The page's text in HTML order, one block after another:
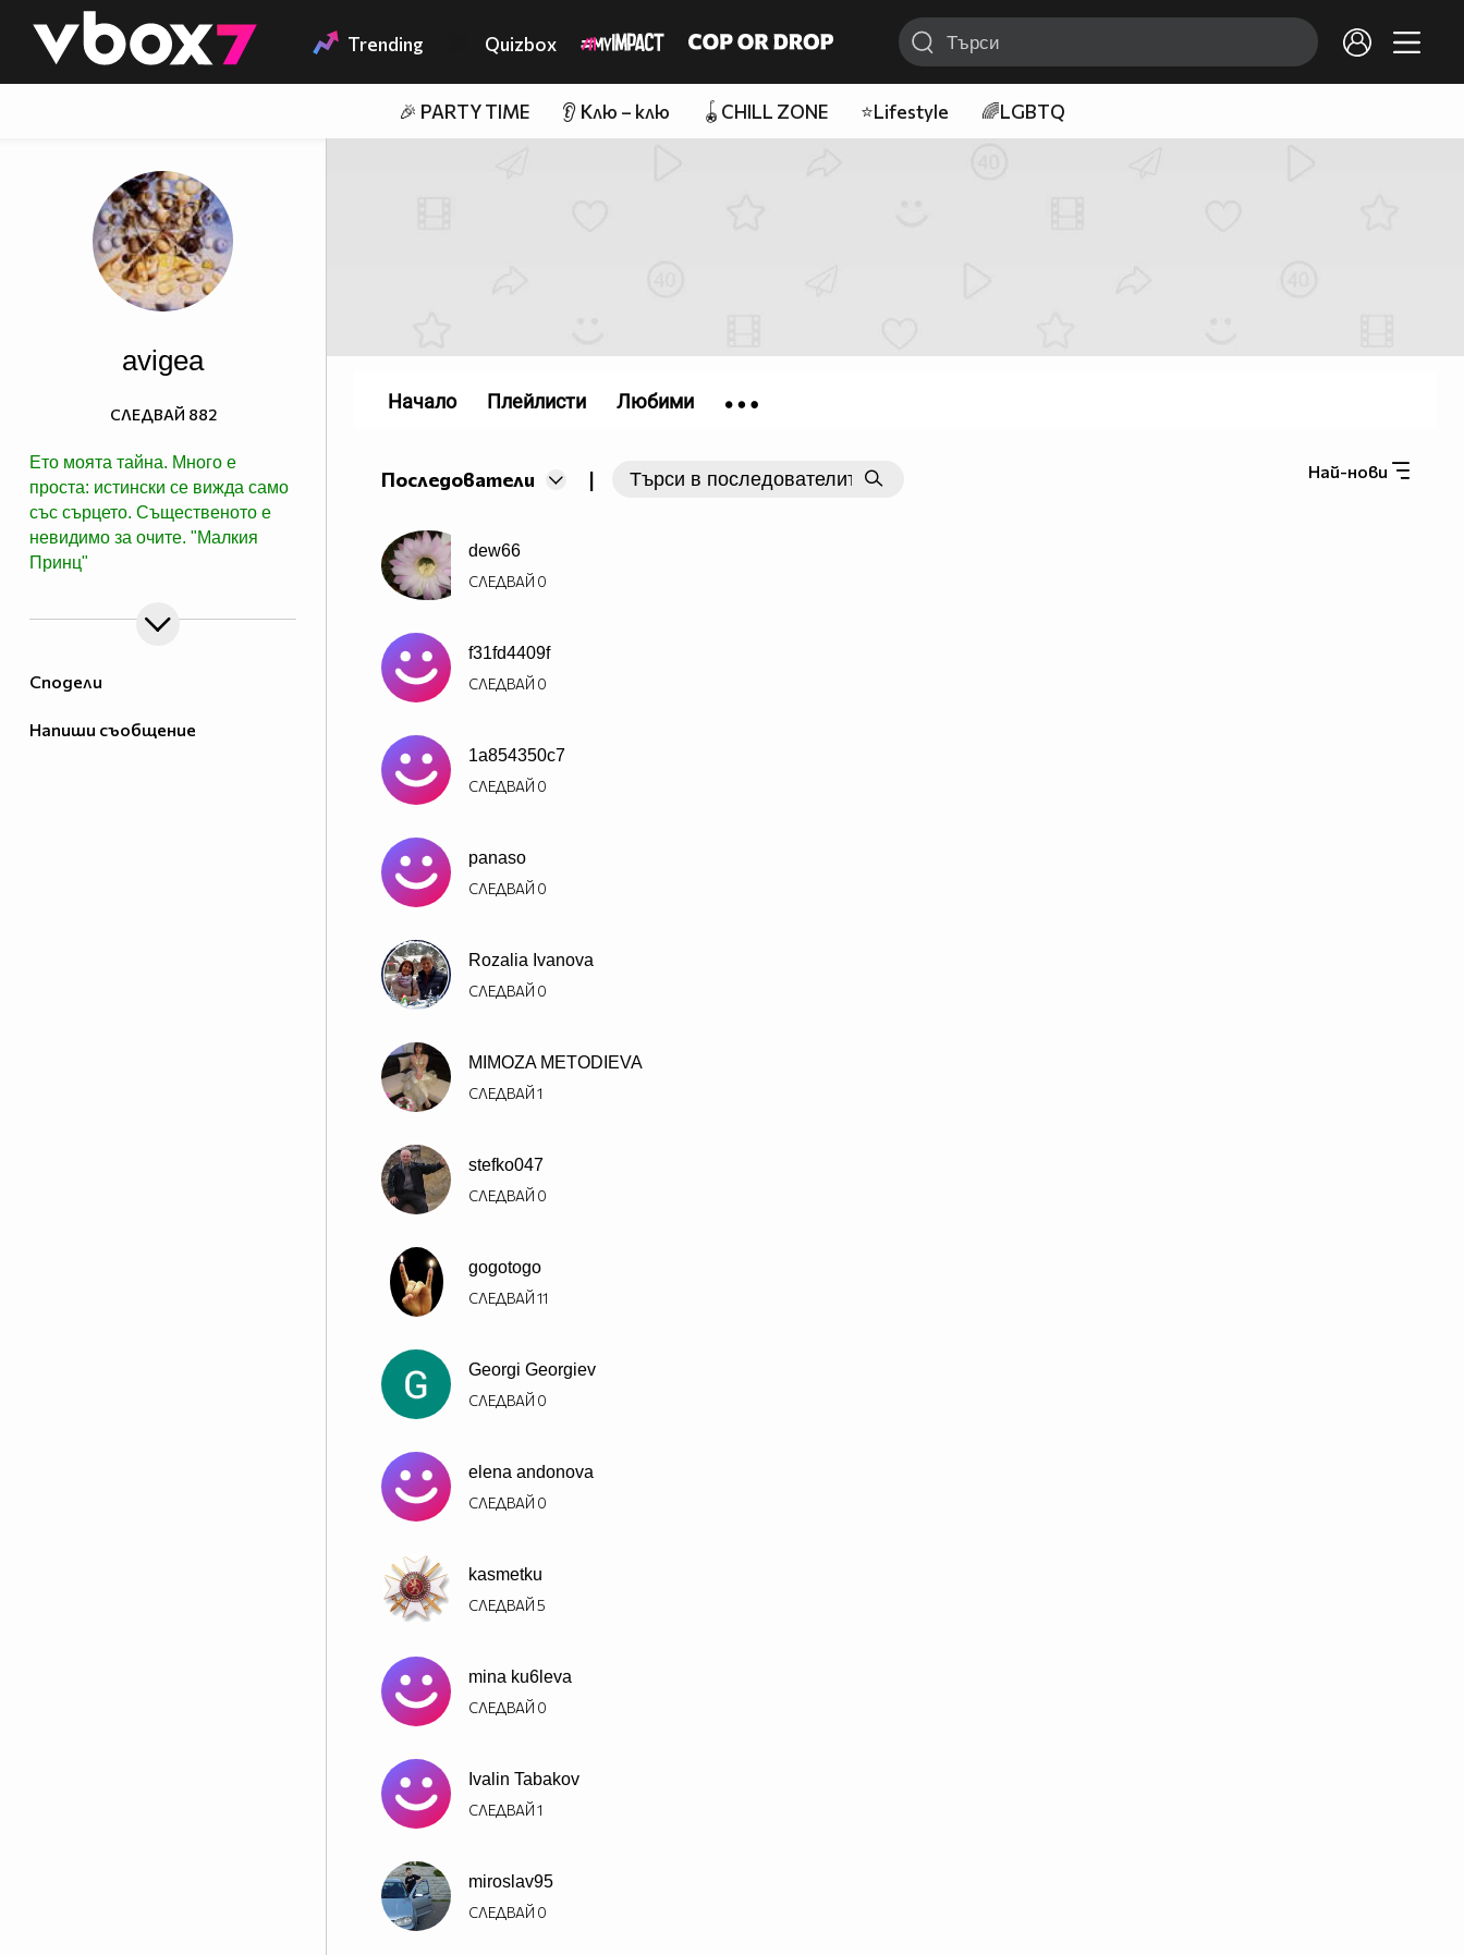
👾 Trending Quizbox
🎉 PARTY TIME 👂 Клю – клю 🪀CHILL ZONE ⭐Lifestyle 🌈LGBTQ
Сподели
Напиши съобщение
avigea
Ето моята тайна. Много е
проста: истински се вижда само
със сърцето. Същественото е
невидимо за очите. "Малкия
Принц"
СЛЕДВАЙ 882
Последователи | Най-нови
dew66
СЛЕДВАЙ 0
f31fd4409f
СЛЕДВАЙ 0
1a854350c7
СЛЕДВАЙ 0
panaso
СЛЕДВАЙ 0
Rozalia Ivanova
СЛЕДВАЙ 0
MIMOZA METODIEVA
СЛЕДВАЙ1
stefko047
СЛЕДВАЙ 0
gogotogo
СЛЕДВАЙ11
Georgi Georgiev
СЛЕДВАЙ 0
elena andonova
СЛЕДВАЙ 0
kasmetku
СЛЕДВАЙ5
mina ku6leva
СЛЕДВАЙ 0
Ivalin Tabakov
СЛЕДВАЙ1
miroslav95
СЛЕДВАЙ 0
Начало Плейлисти Любими